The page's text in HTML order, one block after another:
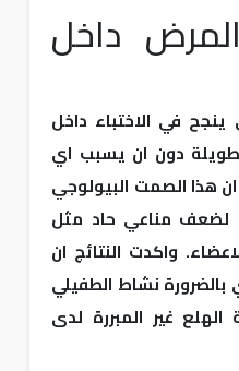
داخل
ينجح في الاختباء داخل
طويلة دون ان يسبب اي
هذا الصمت البيولوجي
مناعي حاد مثل
واكدت النتائج ان
بالضرورة نشاط الطفيلي
غير المبررة لدى